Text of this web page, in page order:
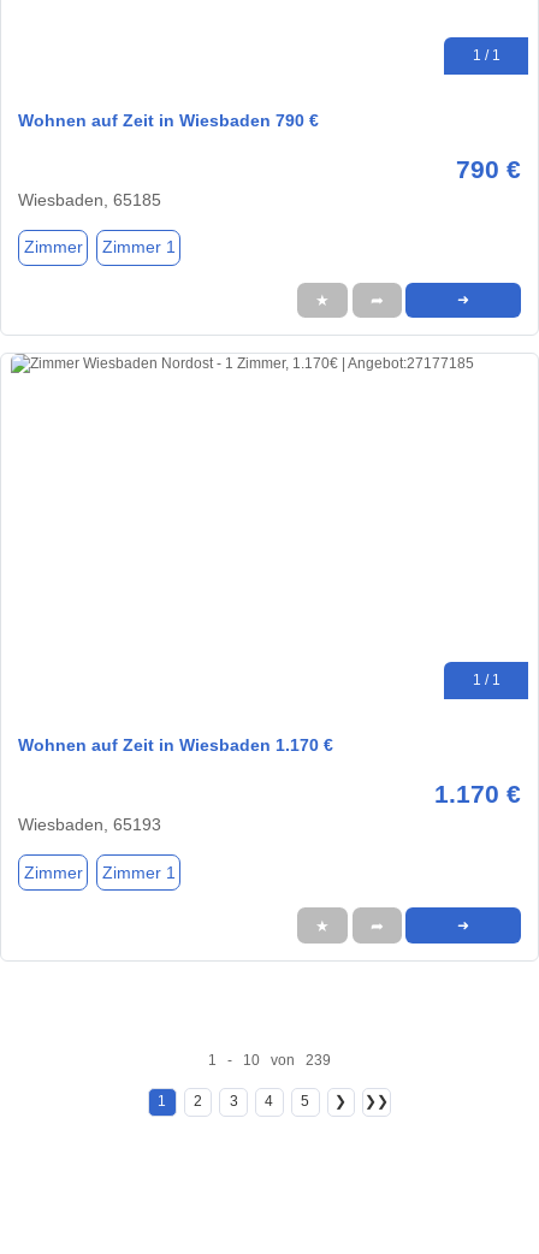
1 / 1
Wohnen auf Zeit in Wiesbaden 790 €
790 €
Wiesbaden, 65185
Zimmer Zimmer 1
★ ➦ ➜
1 / 1
Wohnen auf Zeit in Wiesbaden 1.170 €
1.170 €
Wiesbaden, 65193
Zimmer Zimmer 1
★ ➦ ➜
1 - 10 von 239
1 2 3 4 5 ❯ ❯❯